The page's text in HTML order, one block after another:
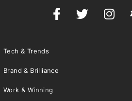
Tech & Trends
Brand & Brilliance
Work & Winning